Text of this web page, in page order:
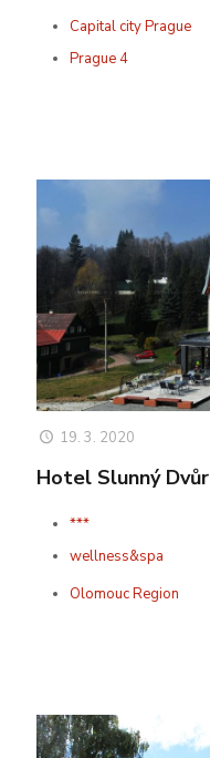
Capital city Prague
Prague 4
19. 3. 2020
Hotel Slunný Dvůr
***
wellness&spa
Olomouc Region